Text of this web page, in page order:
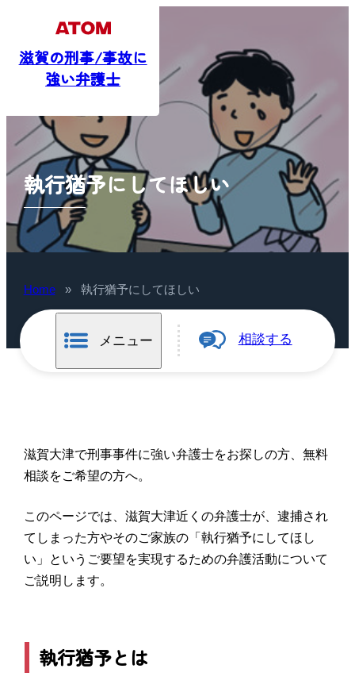
滋賀の刑事/事故に
執行猶予にしてほしい
Home » 執行猶予にしてほしい
メニュー 相談する
滋賀大津で刑事事件に強い弁護士をお探しの方、無料
相談をご希望の方へ。
このページでは、滋賀大津近くの弁護士が、逮捕され
てしまった方やそのご家族の「執行猶予にしてほし
い」というご要望を実現するための弁護活動について
ご説明します。
執行猶予とは